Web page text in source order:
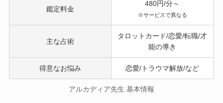
鑑定料金
480円/分～
※サービスで異なる
主な占術
タロットカード/恋愛/転職/才
能の導き
得意なお悩み 恋愛/トラウマ解放/など
アルカディア先生 基本情報